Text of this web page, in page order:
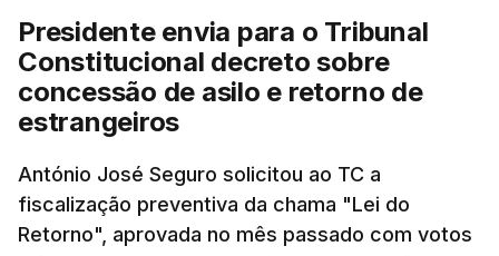
"Sempre que seja possível reduzir burocracias,
eliminar sobreposições e garantir que os apoios
chegam a quem mais necessita, estaremos a dar
um passo na direção certa", argumenta o
Presidente da República.
Presidente envia para o Tribunal
Constitucional decreto sobre
concessão de asilo e retorno de
estrangeiros
António José Seguro solicitou ao TC a
fiscalização preventiva da chama "Lei do
Retorno", aprovada no mês passado com votos